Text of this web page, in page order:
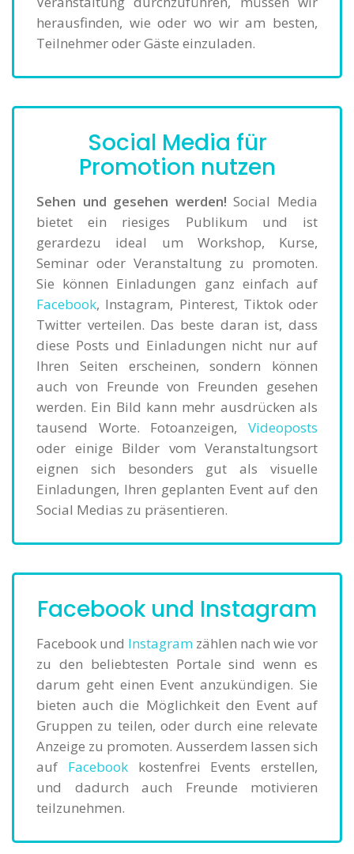
herausfinden, wie oder wo wir am besten,
Teilnehmer oder Gäste einzuladen.
Social Media für
Promotion nutzen
Sehen und gesehen werden! Social Media
bietet ein riesiges Publikum und ist
gerardezu ideal um Workshop, Kurse,
Seminar oder Veranstaltung zu promoten.
Sie können Einladungen ganz einfach auf
Facebook, Instagram, Pinterest, Tiktok oder
Twitter verteilen. Das beste daran ist, dass
diese Posts und Einladungen nicht nur auf
Ihren Seiten erscheinen, sondern können
auch von Freunde von Freunden gesehen
werden. Ein Bild kann mehr ausdrücken als
tausend Worte. Fotoanzeigen, Videoposts
oder einige Bilder vom Veranstaltungsort
eignen sich besonders gut als visuelle
Einladungen, Ihren geplanten Event auf den
Social Medias zu präsentieren.
Facebook und Instagram
Facebook und Instagram zählen nach wie vor
zu den beliebtesten Portale sind wenn es
darum geht einen Event anzukündigen. Sie
bieten auch die Möglichkeit den Event auf
Gruppen zu teilen, oder durch eine relevate
Anzeige zu promoten. Ausserdem lassen sich
auf Facebookkostenfrei Events erstellen,
und dadurch auch Freunde motivieren
teilzunehmen.